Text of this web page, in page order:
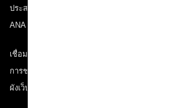
ประสบการณ์ ANA
ANA Mileage Club
เชื่อมต่อกับ ANA
การช่วยเหลือด้านเทคนิค (ความสามารถในการเข้าถึง)
ผังเว็บไซต์